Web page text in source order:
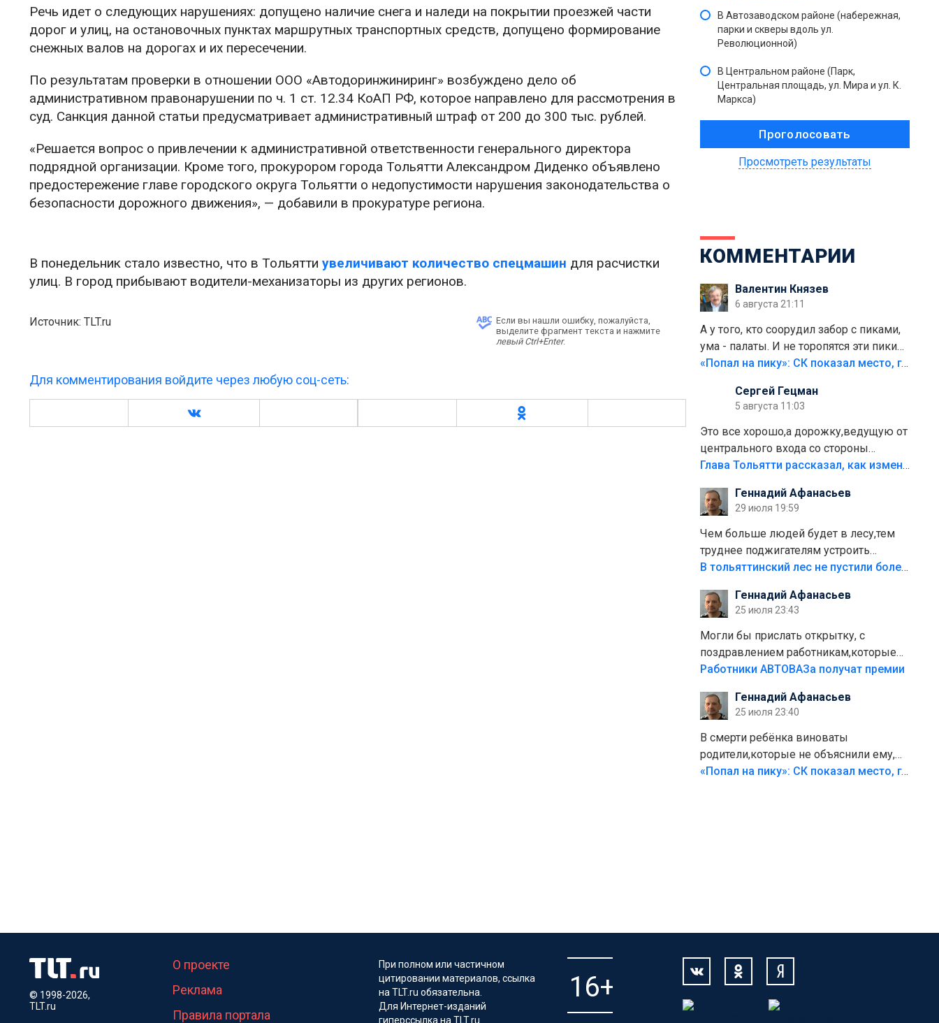
Речь идет о следующих нарушениях: допущено наличие снега и наледи на покрытии проезжей части
дорог и улиц, на остановочных пунктах маршрутных транспортных средств, допущено формирование
снежных валов на дорогах и их пересечении.
По результатам проверки в отношении ООО «Автодоринжиниринг» возбуждено дело об
административном правонарушении по ч. 1 ст. 12.34 КоАП РФ, которое направлено для рассмотрения в
суд. Санкция данной статьи предусматривает административный штраф от 200 до 300 тыс. рублей.
«Решается вопрос о привлечении к административной ответственности генерального директора
подрядной организации. Кроме того, прокурором города Тольятти Александром Диденко объявлено
предостережение главе городского округа Тольятти о недопустимости нарушения законодательства о
безопасности дорожного движения», — добавили в прокуратуре региона.
В понедельник стало известно, что в Тольятти увеличивают количество спецмашин для расчистки
улиц. В город прибывают водители-механизаторы из других регионов.
Источник: TLT.ru
Если вы нашли ошибку, пожалуйста,
выделите фрагмент текста и нажмите
левый Ctrl+Enter.
Для комментирования войдите через любую соц-сеть:
В Автозаводском районе (набережная,
парки и скверы вдоль ул.
Революционной)
В Центральном районе (Парк,
Центральная площадь, ул. Мира и ул. К.
Маркса)
Просмотреть результаты
КОММЕНТАРИИ
Валентин Князев
6 августа 21:11
А у того, кто соорудил забор с пиками,
ума - палаты. И не торопятся эти пики
срезать
«Попал на пику»: СК показал место, где был смертельно травмирован ребенок в Тольятти
Сергей Гецман
5 августа 11:03
Это все хорошо,а дорожку,ведущую от
центрального входа со стороны
кафе"Мираж" к аттракционам слабо
плитки не хватило,т.к.осенью и зимой
лежала в парке и испортилась.Да
еще,видимо,часть украли.
Глава Тольятти рассказал, как изменится парк Центрального района
Геннадий Афанасьев
29 июля 19:59
Чем больше людей будет в лесу,тем
труднее поджигателям устроить
пожар.Тех кто разводит костры,тех
полно стоит,почему водители всё
равно едут в лес? Штрафы мизерные.
В тольяттинский лес не пустили более тысячи автомобилей
Геннадий Афанасьев
25 июля 23:43
Могли бы прислать открытку, с
поздравлением работникам,которые
больше сорока лет отработали на
Работники АВТОВАЗа получат премии
Геннадий Афанасьев
25 июля 23:40
В смерти ребёнка виноваты
родители,которые не объяснили ему,
что такое хорошо и что такое плохо!
«Попал на пику»: СК показал место, где был смертельно травмирован ребенок в Тольятти
© 1998-2026,
TLT.ru
О проекте
Реклама
Правила портала
При полном или частичном
цитировании материалов, ссылка
на TLT.ru обязательна.
Для Интернет-изданий
гиперссылка на TLT.ru